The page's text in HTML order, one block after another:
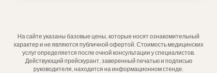
На сайте указаны базовые цены, которые носят ознакомительный
характер и не являются публичной офертой. Стоимость медицинских
услуг определяется после очной консультации у специалистов.
Действующий прейскурант, заверенный печатью и подписью
руководителя, находится на информационном стенде.